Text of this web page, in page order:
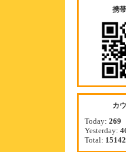
携
カ
Today: 269
Yesterday:
Total: